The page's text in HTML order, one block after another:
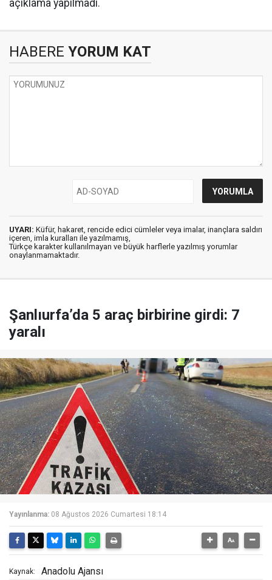
açıklama yapılmadı.
HABERE YORUM KAT
UYARI: Küfür, hakaret, rencide edici cümleler veya imalar, inançlara saldırı
içeren, imla kuralları ile yazılmamış,
Türkçe karakter kullanılmayan ve büyük harflerle yazılmış yorumlar
onaylanmamaktadır.
Şanlıurfa’da 5 araç birbirine girdi: 7
yaralı
Yayınlanma: 08 Ağustos 2026 Cumartesi 18:14
Kaynak: Anadolu Ajansı